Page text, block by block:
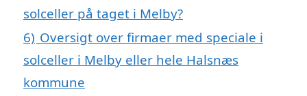
solceller på taget i Melby?
6) Oversigt over firmaer med speciale i
solceller i Melby eller hele Halsnæs
kommune